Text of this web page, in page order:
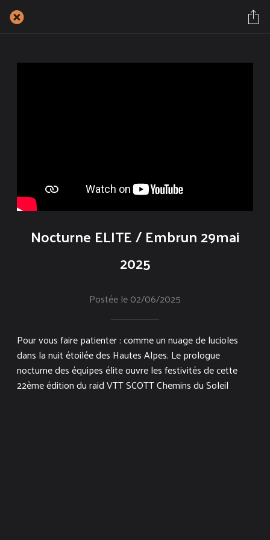
Nocturne ELITE / Embrun 29mai
2025
Postée le 02/06/2025
Pour vous faire patienter : comme un nuage de lucioles
dans la nuit étoilée des Hautes Alpes. Le prologue
nocturne des équipes élite ouvre les festivités de cette
22ème édition du raid VTT SCOTT Chemins du Soleil